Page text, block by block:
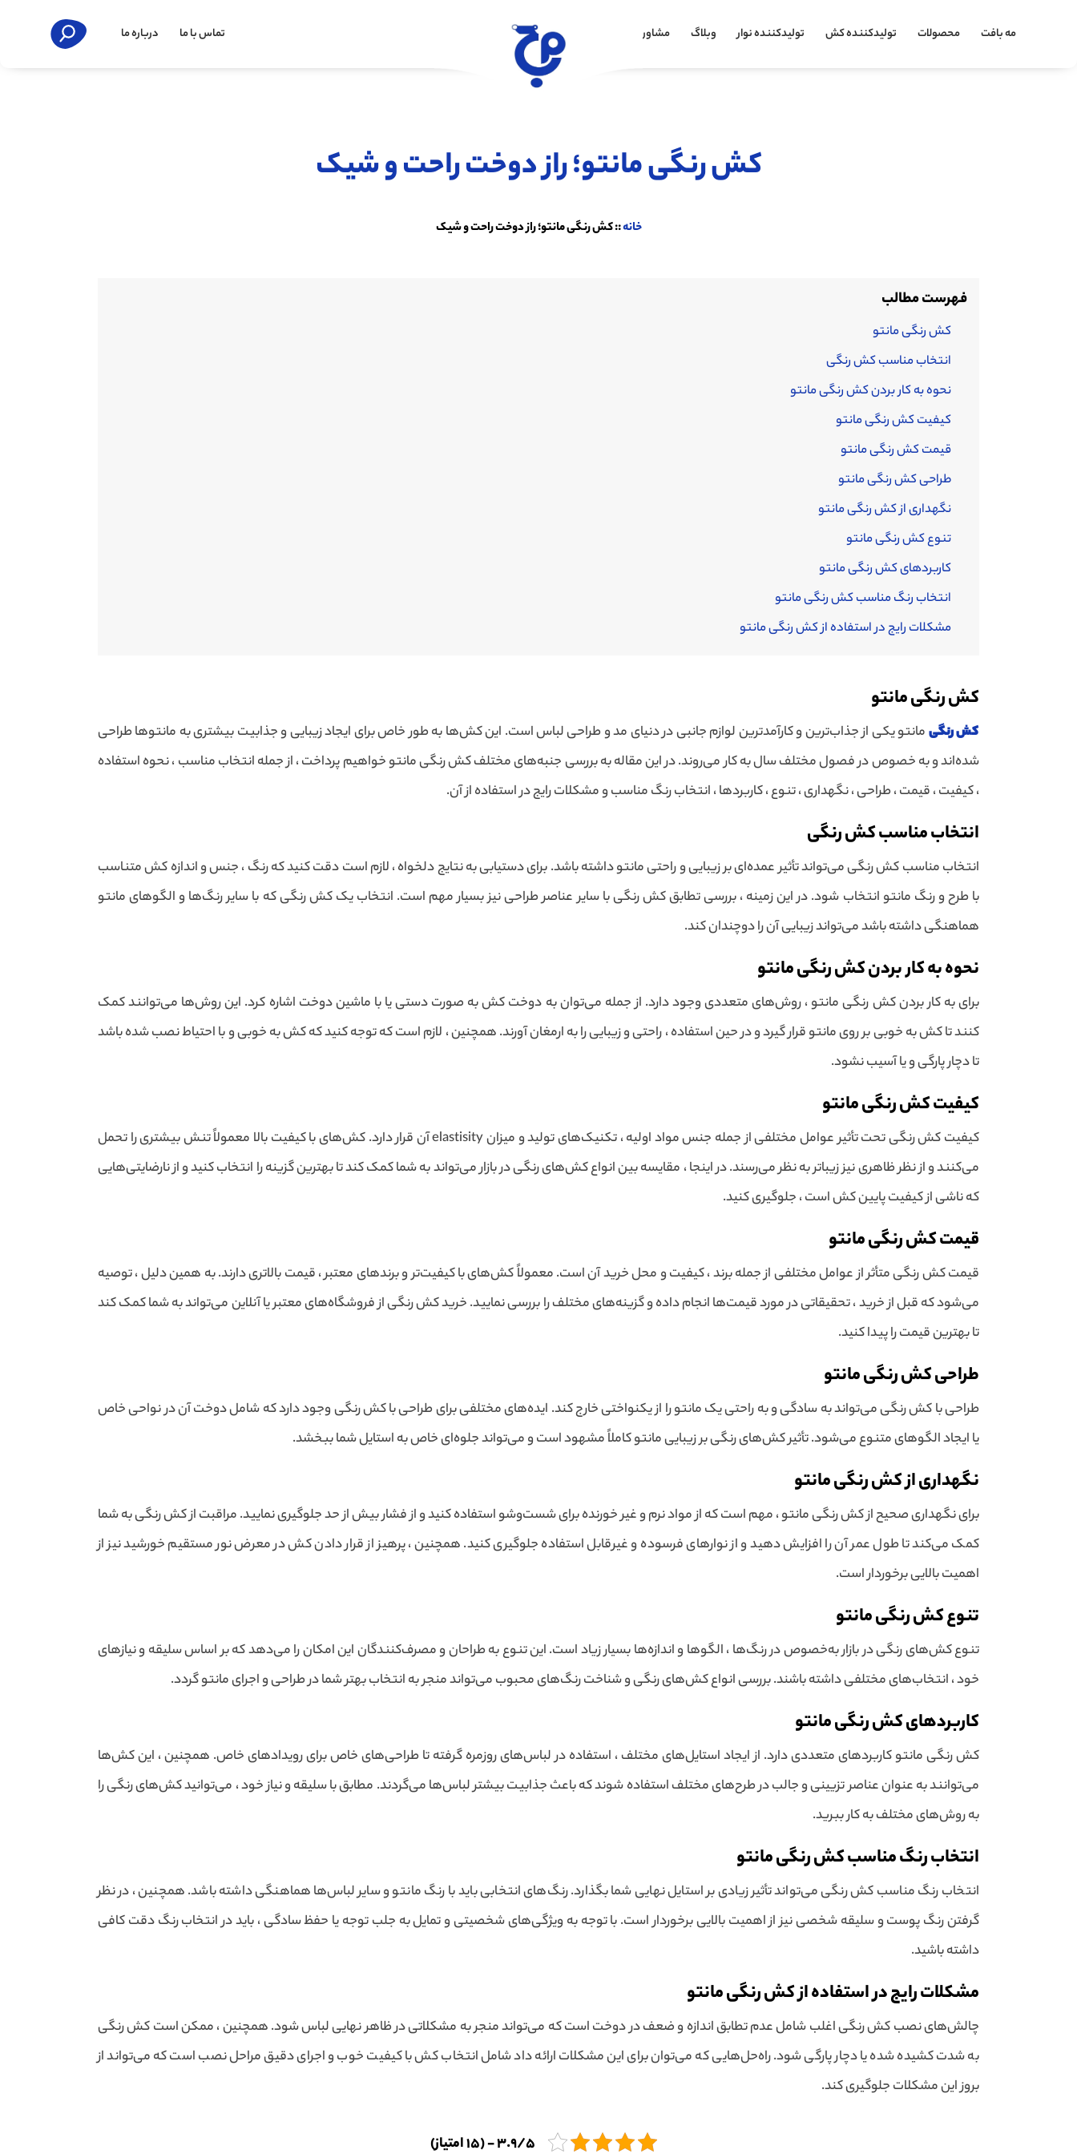
مه بافت محصولات تولیدکننده کش تولیدکننده نوار وبلاگ مشاوره خرید تماس با ما درباره ما
کش رنگی مانتو؛ راز دوخت راحت و شیک
خانه::کش رنگی مانتو؛ راز دوخت راحت و شیک
فهرست مطالب
کش رنگی مانتو
انتخاب مناسب کش رنگی
نحوه به کار بردن کش رنگی مانتو
کیفیت کش رنگی مانتو
قیمت کش رنگی مانتو
طراحی کش رنگی مانتو
نگهداری از کش رنگی مانتو
تنوع کش رنگی مانتو
کاربردهای کش رنگی مانتو
انتخاب رنگ مناسب کش رنگی مانتو
مشکلات رایج در استفاده از کش رنگی مانتو
کش رنگی مانتو
کش رنگیمانتو یکی از جذاب‌ترین و کارآمدترین لوازم جانبی در دنیای مد و طراحی لباس است. این کش‌ها به طور خاص برای ایجاد زیبایی و جذابیت بیشتری به مانتوها طراحی
شده‌اند و به خصوص در فصول مختلف سال به کار می‌روند. در این مقاله به بررسی جنبه‌های مختلف کش رنگی مانتو خواهیم پرداخت ، از جمله انتخاب مناسب ، نحوه استفاده
، کیفیت ، قیمت ، طراحی ، نگهداری ، تنوع ، کاربردها ، انتخاب رنگ مناسب و مشکلات رایج در استفاده از آن.
انتخاب مناسب کش رنگی
انتخاب مناسب کش رنگی می‌تواند تأثیر عمده‌ای بر زیبایی و راحتی مانتو داشته باشد. برای دستیابی به نتایج دلخواه ، لازم است دقت کنید که رنگ ، جنس و اندازه کش متناسب
با طرح و رنگ مانتو انتخاب شود. در این زمینه ، بررسی تطابق کش رنگی با سایر عناصر طراحی نیز بسیار مهم است. انتخاب یک کش رنگی که با سایر رنگ‌ها و الگوهای مانتو
هماهنگی داشته باشد می‌تواند زیبایی آن را دوچندان کند.
نحوه به کار بردن کش رنگی مانتو
برای به کار بردن کش رنگی مانتو ، روش‌های متعددی وجود دارد. از جمله می‌توان به دوخت کش به صورت دستی یا با ماشین دوخت اشاره کرد. این روش‌ها می‌توانند کمک
کنند تا کش به خوبی بر روی مانتو قرار گیرد و در حین استفاده ، راحتی و زیبایی را به ارمغان آورند. همچنین ، لازم است که توجه کنید که کش به خوبی و با احتیاط نصب شده باشد
تا دچار پارگی و یا آسیب نشود.
کیفیت کش رنگی مانتو
کیفیت کش رنگی تحت تأثیر عوامل مختلفی از جمله جنس مواد اولیه ، تکنیک‌های تولید و میزان elastisity آن قرار دارد. کش‌های با کیفیت بالا معمولاً تنش بیشتری را تحمل
می‌کنند و از نظر ظاهری نیز زیباتر به نظر می‌رسند. در اینجا ، مقایسه بین انواع کش‌های رنگی در بازار می‌تواند به شما کمک کند تا بهترین گزینه را انتخاب کنید و از نارضایتی‌هایی
که ناشی از کیفیت پایین کش است ، جلوگیری کنید.
قیمت کش رنگی مانتو
قیمت کش رنگی متأثر از عوامل مختلفی از جمله برند ، کیفیت و محل خرید آن است. معمولاً کش‌های با کیفیت‌تر و برندهای معتبر ، قیمت بالاتری دارند. به همین دلیل ، توصیه
می‌شود که قبل از خرید ، تحقیقاتی در مورد قیمت‌ها انجام داده و گزینه‌های مختلف را بررسی نمایید. خرید کش رنگی از فروشگاه‌های معتبر یا آنلاین می‌تواند به شما کمک کند
تا بهترین قیمت را پیدا کنید.
طراحی کش رنگی مانتو
طراحی با کش رنگی می‌تواند به سادگی و به راحتی یک مانتو را از یکنواختی خارج کند. ایده‌های مختلفی برای طراحی با کش رنگی وجود دارد که شامل دوخت آن در نواحی خاص
یا ایجاد الگوهای متنوع می‌شود. تأثیر کش‌های رنگی بر زیبایی مانتو کاملاً مشهود است و می‌تواند جلوه‌ای خاص به استایل شما ببخشد.
نگهداری از کش رنگی مانتو
برای نگهداری صحیح از کش رنگی مانتو ، مهم است که از مواد نرم و غیر خورنده برای شست‌وشو استفاده کنید و از فشار بیش از حد جلوگیری نمایید. مراقبت از کش رنگی به شما
کمک می‌کند تا طول عمر آن را افزایش دهید و از نوارهای فرسوده و غیرقابل استفاده جلوگیری کنید. همچنین ، پرهیز از قرار دادن کش در معرض نور مستقیم خورشید نیز از
اهمیت بالایی برخوردار است.
تنوع کش رنگی مانتو
تنوع کش‌های رنگی در بازار به‌خصوص در رنگ‌ها ، الگوها و اندازه‌ها بسیار زیاد است. این تنوع به طراحان و مصرف‌کنندگان این امکان را می‌دهد که بر اساس سلیقه و نیازهای
خود ، انتخاب‌های مختلفی داشته باشند. بررسی انواع کش‌های رنگی و شناخت رنگ‌های محبوب می‌تواند منجر به انتخاب بهتر شما در طراحی و اجرای مانتو گردد.
کاربردهای کش رنگی مانتو
کش رنگی مانتو کاربردهای متعددی دارد. از ایجاد استایل‌های مختلف ، استفاده در لباس‌های روزمره گرفته تا طراحی‌های خاص برای رویدادهای خاص. همچنین ، این کش‌ها
می‌توانند به عنوان عناصر تزیینی و جالب در طرح‌های مختلف استفاده شوند که باعث جذابیت بیشتر لباس‌ها می‌گردند. مطابق با سلیقه و نیاز خود ، می‌توانید کش‌های رنگی را
به روش‌های مختلف به کار ببرید.
انتخاب رنگ مناسب کش رنگی مانتو
انتخاب رنگ مناسب کش رنگی می‌تواند تأثیر زیادی بر استایل نهایی شما بگذارد. رنگ‌های انتخابی باید با رنگ مانتو و سایر لباس‌ها هماهنگی داشته باشد. همچنین ، در نظر
گرفتن رنگ پوست و سلیقه شخصی نیز از اهمیت بالایی برخوردار است. با توجه به ویژگی‌های شخصیتی و تمایل به جلب توجه یا حفظ سادگی ، باید در انتخاب رنگ دقت کافی
داشته باشید.
مشکلات رایج در استفاده از کش رنگی مانتو
چالش‌های نصب کش رنگی اغلب شامل عدم تطابق اندازه و ضعف در دوخت است که می‌تواند منجر به مشکلاتی در ظاهر نهایی لباس شود. همچنین ، ممکن است کش رنگی
به شدت کشیده شده یا دچار پارگی شود. راه‌حل‌هایی که می‌توان برای این مشکلات ارائه داد شامل انتخاب کش با کیفیت خوب و اجرای دقیق مراحل نصب است که می‌تواند از
بروز این مشکلات جلوگیری کند.
3.9/5 - (15 امتیاز)